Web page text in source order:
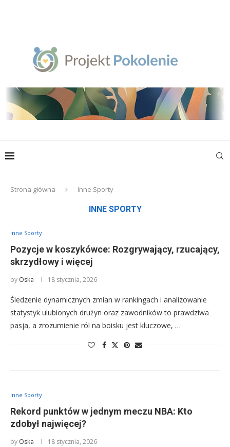
Strona główna Inne Sporty
INNE SPORTY
Inne Sporty
Pozycje w koszykówce: Rozgrywający, rzucający,
skrzydłowy i więcej
by Oska 18 stycznia, 2026
Śledzenie dynamicznych zmian w rankingach i analizowanie
statystyk ulubionych drużyn oraz zawodników to prawdziwa
pasja, a zrozumienie ról na boisku jest kluczowe, …
Inne Sporty
Rekord punktów w jednym meczu NBA: Kto
zdobył najwięcej?
by Oska 18 stycznia, 2026